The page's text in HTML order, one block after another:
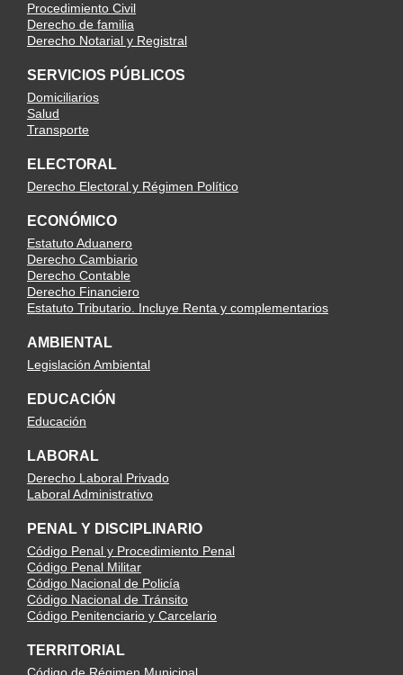
Procedimiento Civil
Derecho de familia
Derecho Notarial y Registral
SERVICIOS PÚBLICOS
Domiciliarios
Salud
Transporte
ELECTORAL
Derecho Electoral y Régimen Político
ECONÓMICO
Estatuto Aduanero
Derecho Cambiario
Derecho Contable
Derecho Financiero
Estatuto Tributario. Incluye Renta y complementarios
AMBIENTAL
Legislación Ambiental
EDUCACIÓN
Educación
LABORAL
Derecho Laboral Privado
Laboral Administrativo
PENAL Y DISCIPLINARIO
Código Penal y Procedimiento Penal
Código Penal Militar
Código Nacional de Policía
Código Nacional de Tránsito
Código Penitenciario y Carcelario
TERRITORIAL